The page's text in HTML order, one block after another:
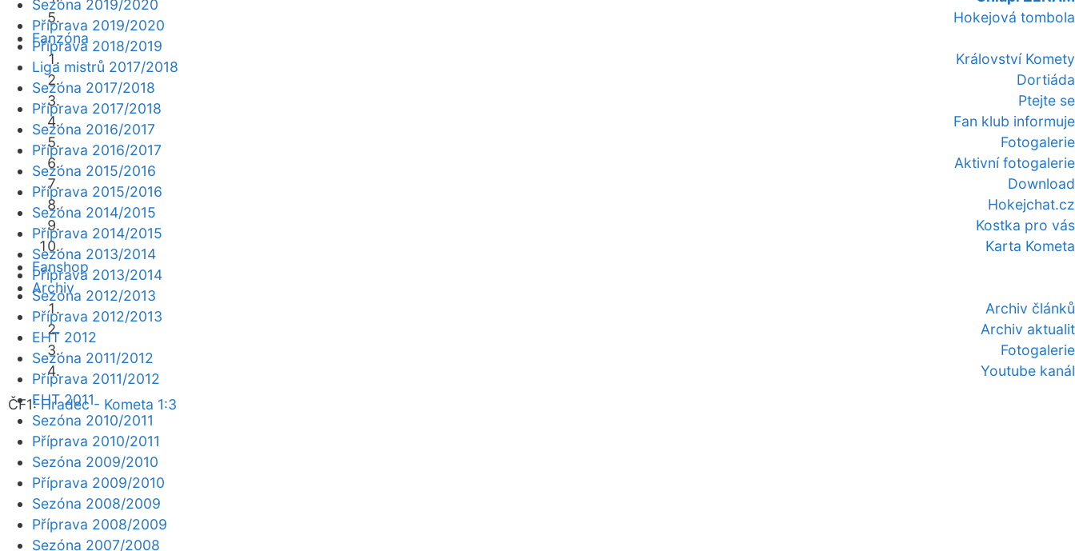
Hokejová tombola
Fanzóna
Království Komety
Dortiáda
Ptejte se
Fan klub informuje
Fotogalerie
Aktivní fotogalerie
Download
Hokejchat.cz
Kostka pro vás
Karta Kometa
Fanshop
Archiv
Archiv článků
Archiv aktualit
Fotogalerie
Youtube kanál
ČF1:Hradec - Kometa 1:3
Sezóna 2019/2020
Příprava 2019/2020
Příprava 2018/2019
Liga mistrů 2017/2018
Sezóna 2017/2018
Příprava 2017/2018
Sezóna 2016/2017
Příprava 2016/2017
Sezóna 2015/2016
Příprava 2015/2016
Sezóna 2014/2015
Příprava 2014/2015
Sezóna 2013/2014
Příprava 2013/2014
Sezóna 2012/2013
Příprava 2012/2013
EHT 2012
Sezóna 2011/2012
Příprava 2011/2012
EHT 2011
Sezóna 2010/2011
Příprava 2010/2011
Sezóna 2009/2010
Příprava 2009/2010
Sezóna 2008/2009
Příprava 2008/2009
Sezóna 2007/2008